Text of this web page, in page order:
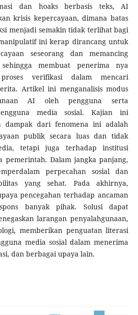
dan hoaks berbasis teks, AI
krisis kepercayaan, dimana batas
menjadi semakin tidak terlihat bagi
ini kerap dirancang untuk
seseorang dan memancing
membuat penerima nya
verifikasi dalam mencari
Artikel ini menganalisis modus
AI oleh pengguna serta
media sosial. Kajian ini
dampak dari fenomena ini adalah
publik secara luas dan tidak
tetapi juga terhadap institusi
pemerintah. Dalam jangka panjang,
perpecahan sosial dan
yang sehat. Pada akhirnya,
pencegahan terhadap ancaman
banyak pihak. Solusi dapat
larangan penyalahgunaan,
memberikan penguatan literasi
media sosial dalam menerima
dan berbagai upaya lain.